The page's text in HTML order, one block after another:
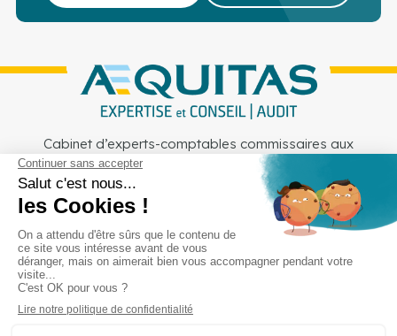
Cabinet d’experts-comptables commissaires aux
comptes sur Lille, Lens et Douai
Services Secteurs Outils
Cabinet
Recrutement